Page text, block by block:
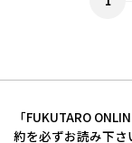
「FUKUTARO
約を必ずお読み下さ